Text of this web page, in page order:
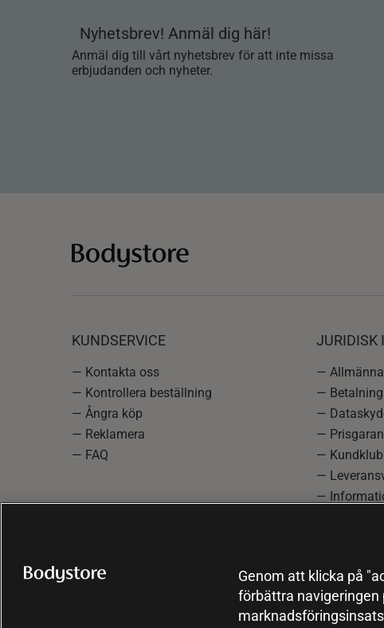
Nyhetsbrev! Anmäl dig här!
Anmäl dig till vårt nyhetsbrev för att inte missa
erbjudanden och nyheter.
KUNDSERVICE
— Kontakta oss
— Kontrollera beställning
— Ångra köp
— Reklamera
— FAQ
JURIDISK
—
—
—
—
—
—
—
Genom att klicka på
förbättra navigeringen